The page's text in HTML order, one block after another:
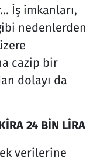
İş imkanları,
nedenlerden
cazip bir
dolayı da
24 BİN LİRA
verilerine